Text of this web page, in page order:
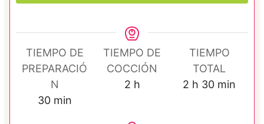
TIEMPO DE
PREPARACIÓ
N
30mmin
TIEMPO DE
COCCIÓN
2hh
TIEMPO
TOTAL
2 h
h 30mmin